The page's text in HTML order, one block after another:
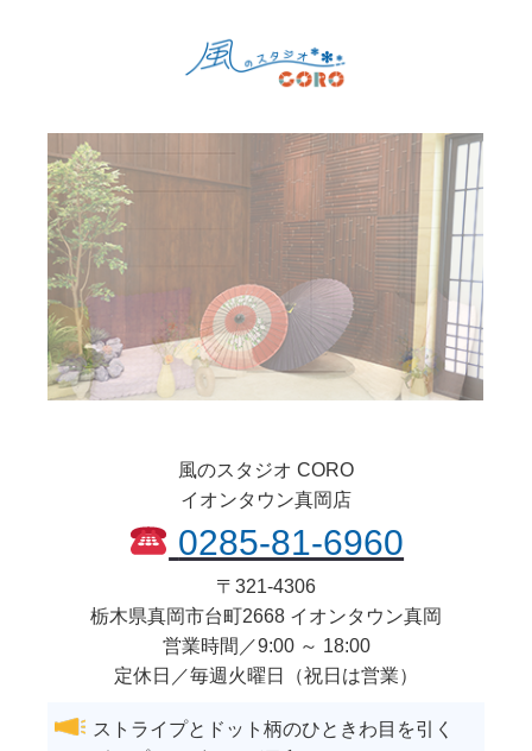
風のスタジオ CORO
イオンタウン真岡店
0285-81-6960
〒 321-4306
栃木県真岡市台町2668 イオンタウン真岡
営業時間／9:00 ～ 18:00
定休日／毎週火曜日（祝日は営業）
ストライプとドット柄のひときわ目を引く